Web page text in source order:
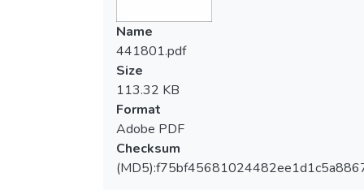
Name
441801.pdf
Size
113.32 KB
Format
Adobe PDF
Checksum